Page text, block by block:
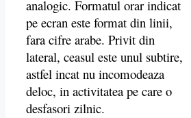
analogic. Formatul orar indicat
pe ecran este format din linii,
fara cifre arabe. Privit din
lateral, ceasul este unul subtire,
astfel incat nu incomodeaza
deloc, in activitatea pe care o
desfasori zilnic.